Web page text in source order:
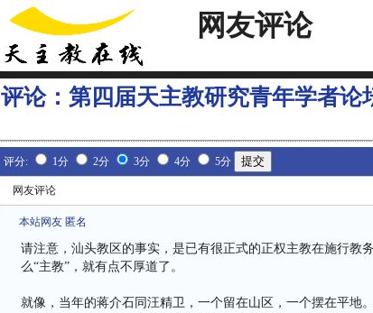
网友评论
评论： 第四届天主教研究青年学者论
评分: 1分 2分 3分 4分 5分
网友评论
本站网友 匿名
请注意，汕头教区的事实，是已有很正式的正权主教在施行教
么“主教”，就有点不厚道了。
就像，当年的蒋介石同汪精卫，一个留在山区，一个摆在平地